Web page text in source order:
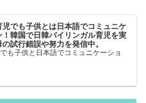
児でも子供とは日本語でコミュニケ
！韓国で日韓バイリンガル育児を実
試行錯誤や努力を発信中。
も子供と日本語でコミュニケーショ